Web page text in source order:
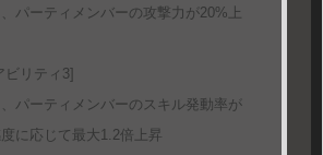
ティメンバーの攻撃力が20%上
ティ3]
ティメンバーのスキル発動率が
に応じて最大1.2倍上昇